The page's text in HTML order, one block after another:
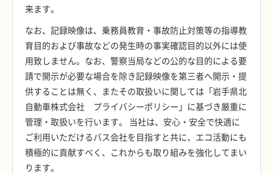
来ます。
なお、記録映像は、乗務員教育・事故防止対策等の指導教
育目的および事故などの発生時の事実確認目的以外には使
用致しません。なお、警察当局などの公的な目的による要
請で開示が必要な場合を除き記録映像を第三者へ開示・提
供することは無く、またその取扱いに関しては「岩手県北
自動車株式会社 プライバシーポリシー」に基づき厳重に
管理・取扱いを行います。 当社は、安心・安全で快適に
ご利用いただけるバス会社を目指すと共に、エコ活動にも
積極的に貢献すべく、これからも取り組みを強化してまい
ります。